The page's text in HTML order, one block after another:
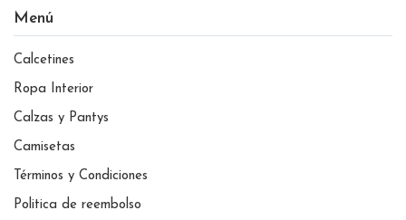
Menú
Calcetines
Ropa Interior
Calzas y Pantys
Camisetas
Términos y Condiciones
Politica de reembolso